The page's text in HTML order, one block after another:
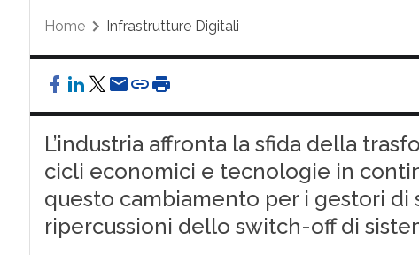
Home Infrastrutture Digitali
L’industria affronta la sfida della
cicli economici e tecnologie in
questo cambiamento per i gestori di
ripercussioni dello switch-off di